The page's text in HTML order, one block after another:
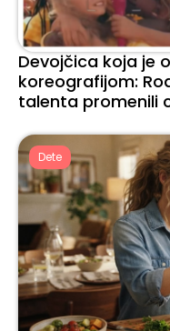
Devojčica koja je
koreografijom:
talenta promenili
Dete